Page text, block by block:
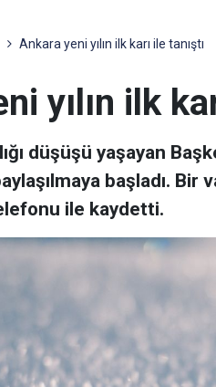
Ankara yeni yılın ilk karı ile tanıştı
yılın ilk
düşüşü yaşayan
başladı. Bir
ile kaydetti.